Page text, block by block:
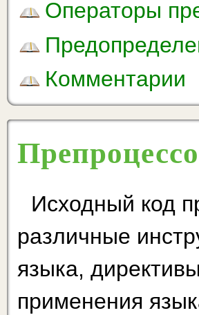
Операторы
Комментарии
Исходный код
различные
языка,
применения